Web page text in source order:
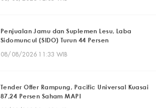
Penjualan Jamu dan Suplemen Lesu, Laba
Sidomuncul (SIDO) Turun 44 Persen
08/08/2026 11:33 WIB
Tender Offer Rampung, Pacific Universal Kuasai
87,24 Persen Saham MAPI